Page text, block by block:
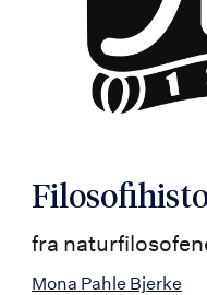
fra
Mona Pahle Bjerke